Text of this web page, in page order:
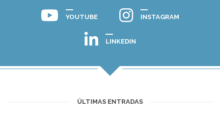
YOUTUBE INSTAGRAM
LINKEDIN
ÚLTIMAS ENTRADAS